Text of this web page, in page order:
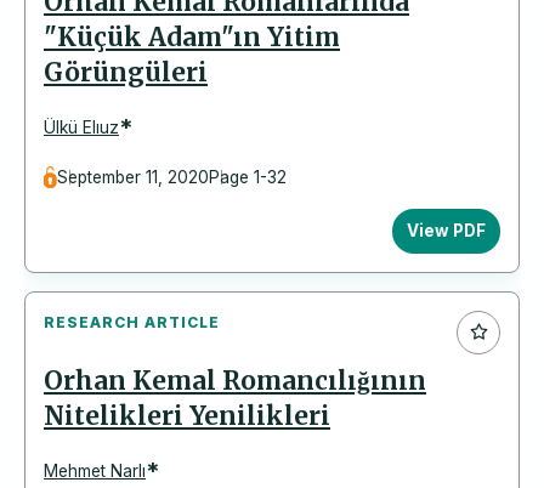
"Küçük Adam"ın Yitim
Görüngüleri
Ülkü Elıuz*
September 11, 2020Page 1-32
View PDF
RESEARCH ARTICLE
Orhan Kemal Romancılığının
Nitelikleri Yenilikleri
Mehmet Narlı*